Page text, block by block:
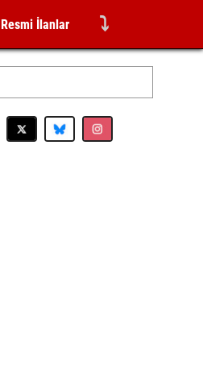
Resmi İlanlar ⤵